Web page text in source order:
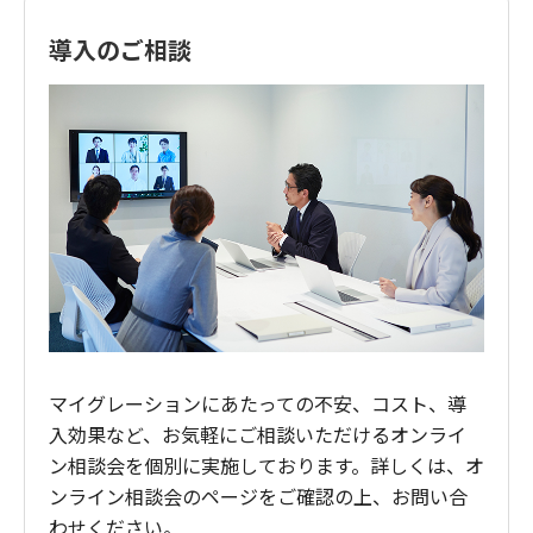
導入のご相談
マイグレーションにあたっての不安、コスト、導
入効果など、お気軽にご相談いただけるオンライ
ン相談会を個別に実施しております。詳しくは、オ
ンライン相談会のページをご確認の上、お問い合